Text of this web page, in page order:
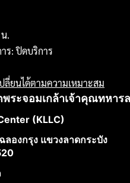
.
ร: ปิดบริการ
ลี่ยนได้ตามความเหมาะสม
ระจอมเกล้าเจ้าคุณทหาร
(KLLC)
ลองกรุง แขวงลาดกระบัง